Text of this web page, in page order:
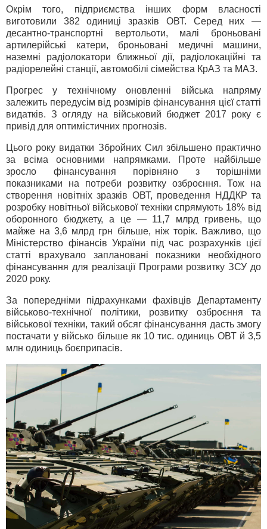
Окрім того, підприємства інших форм власності
виготовили 382 одиниці зразків ОВТ. Серед них —
десантно-транспортні вертольоти, малі броньовані
артилерійські катери, броньовані медичні машини,
наземні радіолокатори ближньої дії, радіолокаційні та
радіорелейні станції, автомобілі сімейства КрАЗ та МАЗ.
Прогрес у технічному оновленні війська напряму
залежить передусім від розмірів фінансування цієї статті
видатків. З огляду на військовий бюджет 2017 року є
привід для оптимістичних прогнозів.
Цього року видатки Збройних Сил збільшено практично
за всіма основними напрямками. Проте найбільше
зросло фінансування порівняно з торішніми
показниками на потреби розвитку озброєння. Тож на
створення новітніх зразків ОВТ, проведення НДДКР та
розробку новітньої військової техніки спрямують 18% від
оборонного бюджету, а це — 11,7 млрд гривень, що
майже на 3,6 млрд грн більше, ніж торік. Важливо, що
Міністерство фінансів України під час розрахунків цієї
статті врахувало заплановані показники необхідного
фінансування для реалізації Програми розвитку ЗСУ до
2020 року.
За попередніми підрахунками фахівців Департаменту
військово-технічної політики, розвитку озброєння та
військової техніки, такий обсяг фінансування дасть змогу
постачати у військо більше як 10 тис. одиниць ОВТ й 3,5
млн одиниць боєприпасів.